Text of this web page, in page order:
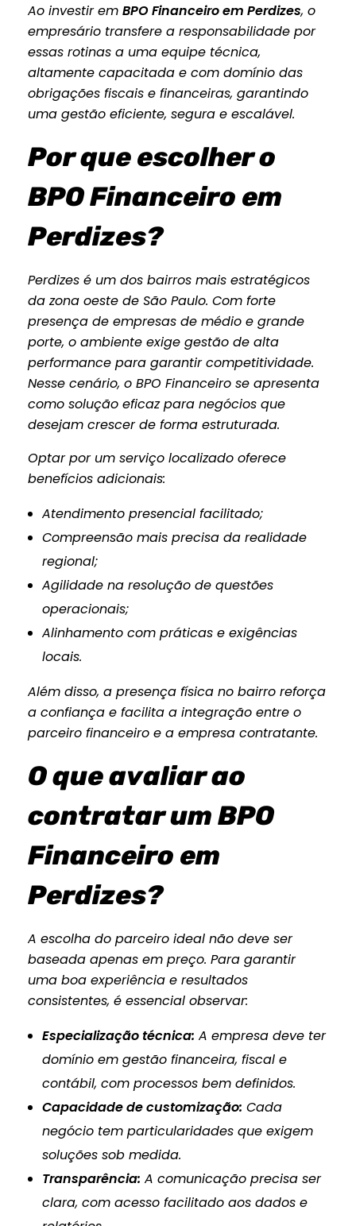
Ao investir em BPO Financeiro em Perdizes, o
empresário transfere a responsabilidade por
essas rotinas a uma equipe técnica,
altamente capacitada e com domínio das
obrigações fiscais e financeiras, garantindo
uma gestão eficiente, segura e escalável.
Por que escolher o
BPO Financeiro em
Perdizes?
Perdizes é um dos bairros mais estratégicos
da zona oeste de São Paulo. Com forte
presença de empresas de médio e grande
porte, o ambiente exige gestão de alta
performance para garantir competitividade.
Nesse cenário, o BPO Financeiro se apresenta
como solução eficaz para negócios que
desejam crescer de forma estruturada.
Optar por um serviço localizado oferece
benefícios adicionais:
Atendimento presencial facilitado;
Compreensão mais precisa da realidade
regional;
Agilidade na resolução de questões
operacionais;
Alinhamento com práticas e exigências
locais.
Além disso, a presença física no bairro reforça
a confiança e facilita a integração entre o
parceiro financeiro e a empresa contratante.
O que avaliar ao
contratar um BPO
Financeiro em
Perdizes?
A escolha do parceiro ideal não deve ser
baseada apenas em preço. Para garantir
uma boa experiência e resultados
consistentes, é essencial observar:
Especialização técnica: A empresa deve ter
domínio em gestão financeira, fiscal e
contábil, com processos bem definidos.
Capacidade de customização: Cada
negócio tem particularidades que exigem
soluções sob medida.
Transparência: A comunicação precisa ser
clara, com acesso facilitado aos dados e